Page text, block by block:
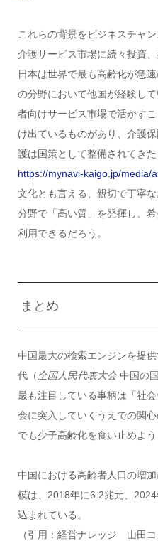
これらの背景をビジネスチャ
介護サービス市場に続々投資、
日本は世界で最も高齢化が急
の分野において他国が経験し
者向けサービス市場で活かす
け出ているものがあり、介護
護は国策として整備されてき
https://mynavi-kaigo.jp/media/
文化とも言える、親切で丁寧
分野で「高い質」を発揮し、
利用できるだろう。
まとめ
中国最大の検索エンジンを提
代（ 全国人民代表大会中国の
最も注目している事柄は「社
会に突入していくうえでの関
でも少子高齢化を食い止めよ
中国における高齢者人口の増
模は、2018年に6.2兆元、
込まれている。
（引用：経営ナレッジ 山田